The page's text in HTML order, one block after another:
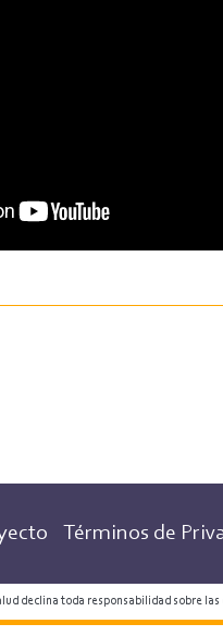
Términos de
declina toda responsabilidad sobre